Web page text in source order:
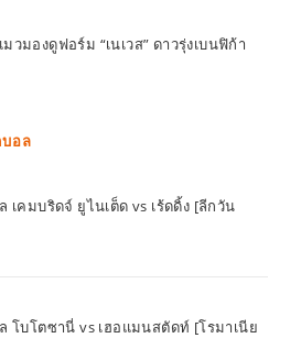
วมองดูฟอร์ม “เนเวส” ดาวรุ่งเบนฟิก้า
อล
เคมบริดจ์ ยูไนเต็ด vs เร้ดดิ้ง [ลีกวัน
โบโตซานี่ vs เฮอแมนสตัดท์ [โรมาเนีย